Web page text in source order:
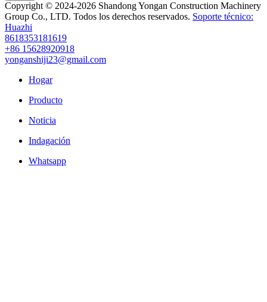
Copyright © 2024-2026 Shandong Yongan Construction Machinery
Group Co., LTD. Todos los derechos reservados. Soporte técnico:
Huazhi
8618353181619
+86 15628920918
yonganshiji23@gmail.com
Hogar
Producto
Noticia
Indagación
Whatsapp